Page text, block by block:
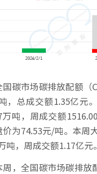
国碳市场碳排放配额（
，总成交额1.35亿元
万吨，周成交额
为74.53元/吨。本周
吨，周成交额1.17亿元。
周，全国碳市场碳排放